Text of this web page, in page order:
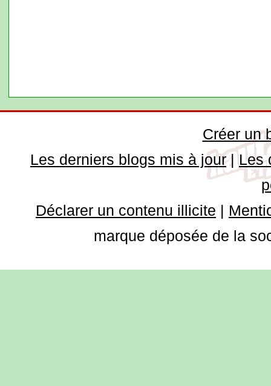
Créer un
Les derniers blogs mis à jour|Les
Déclarer un contenu illicite |
marque déposée de la